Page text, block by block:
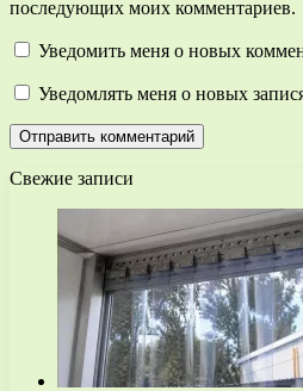
последующих моих комментариев.
Уведомить меня о новых
Уведомлять меня о новых
Свежие записи